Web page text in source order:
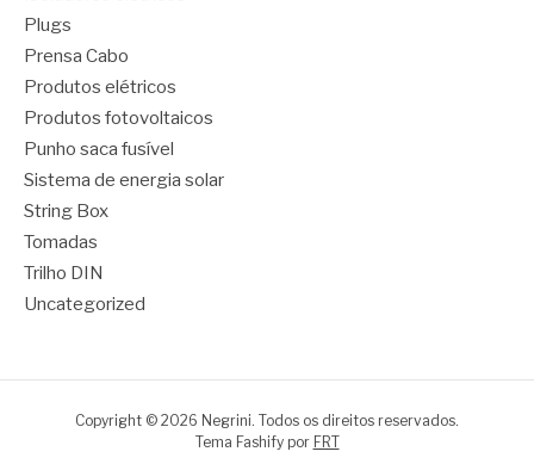
Plugs
Prensa Cabo
Produtos elétricos
Produtos fotovoltaicos
Punho saca fusível
Sistema de energia solar
String Box
Tomadas
Trilho DIN
Uncategorized
Copyright © 2026 Negrini. Todos os direitos reservados.
Tema Fashify por FRT